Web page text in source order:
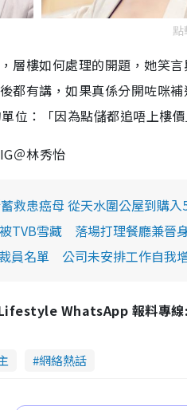
層樓如何處理的開題，她笑
都有講，如果真係分開咗咪
位：「因為點儲都追唔上樓價
＠林秀怡
救患癌母 從天水圍公屋到購
TVB雪藏 落場打理餐廳兼晉
員名單 公司未安排工作自我
WhatsApp 報料專線:
網絡熱話